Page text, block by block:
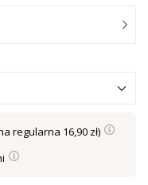
regularna 16,90 zł)